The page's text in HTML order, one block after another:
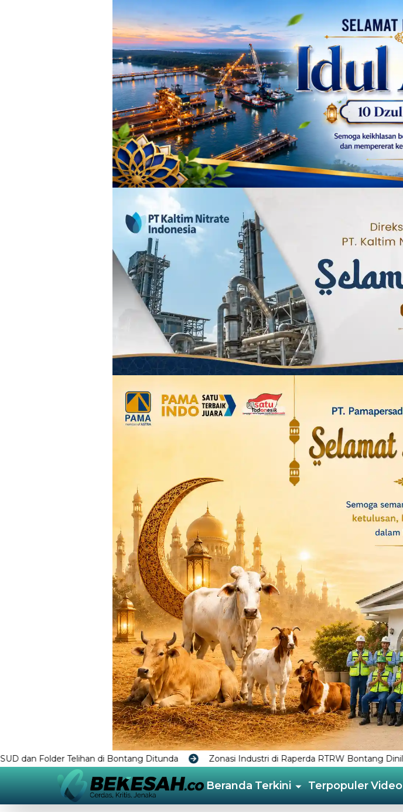
Ditunda Zonasi Industri di Raperda RTRW Bontang Dinilai Tabrak Kawasan Mangrove
BerandaTerkini TerpopulerVideo